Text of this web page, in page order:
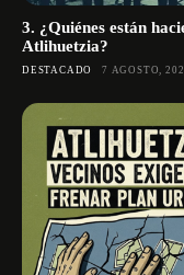
3. ¿Quiénes están
Atlihuetzia?
DESTACADO 7 AGOSTO,